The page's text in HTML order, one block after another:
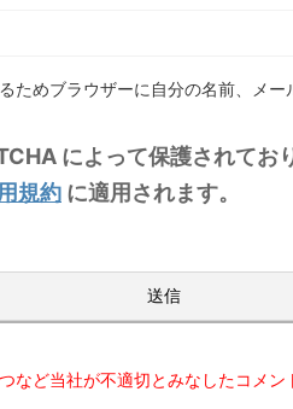
ためブラウザーに自分の名前、メ
によって保護されてお
規約 に適用されます。
など当社が不適切とみなしたコメ